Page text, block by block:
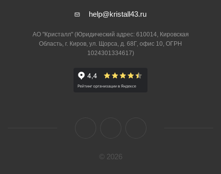
help@kristall43.ru
АО "Кристалл" (Юридический адрес: 610014, Кировская
Область, г. Киров, ул. Щорса, д. 68Г, офис 10, ОГРН
1024301334617)
© 2026